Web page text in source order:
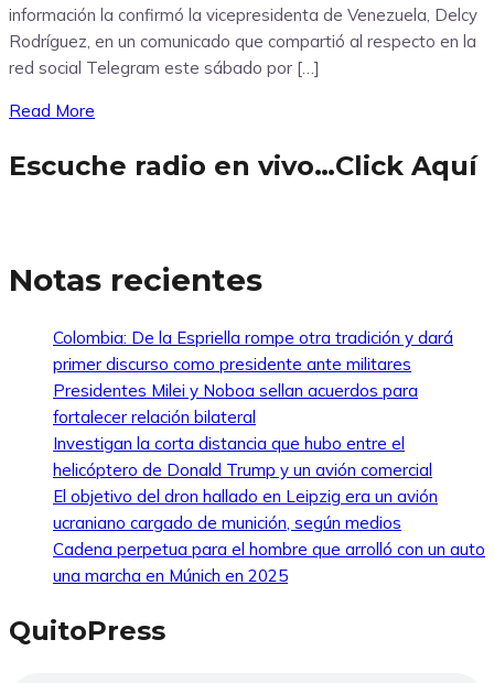
información la confirmó la vicepresidenta de Venezuela, Delcy
Rodríguez, en un comunicado que compartió al respecto en la
red social Telegram este sábado por […]
Read More
Escuche radio en vivo…Click Aquí
Notas recientes
Colombia: De la Espriella rompe otra tradición y dará
primer discurso como presidente ante militares
Presidentes Milei y Noboa sellan acuerdos para
fortalecer relación bilateral
Investigan la corta distancia que hubo entre el
helicóptero de Donald Trump y un avión comercial
El objetivo del dron hallado en Leipzig era un avión
ucraniano cargado de munición, según medios
Cadena perpetua para el hombre que arrolló con un auto
una marcha en Múnich en 2025
QuitoPress